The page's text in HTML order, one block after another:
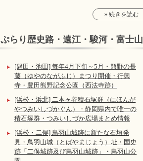
» 続きを読む
ぷらり歴史路・遠江・駿河・富士山
[磐田・池田] 毎年4月下旬～5月・熊野の長
藤（ゆやのながふじ）まつり開催・行興
寺・豊田熊野記念公園（西法寺跡）
[浜松・浜北] 二本ヶ谷積石塚群（にほんが
やつみいしづかぐん）・静岡県内で唯一の
積石塚群・つみいしづか広場まとめ情報
[浜松・二俣] 鳥羽山城跡に新たな石垣発
見・鳥羽山城（とばやまじょう）址・国史
跡「二俣城跡及び鳥羽山城跡」・鳥羽山公